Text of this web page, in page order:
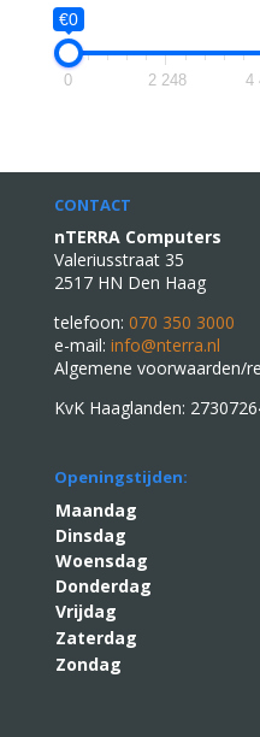
€0
0 2 248 4
CONTACT
nTERRA Computers
Valeriusstraat 35
2517 HN Den Haag
telefoon: 070 350 3000
e-mail: info@nterra.nl
Algemene voorwaarden/
KvK Haaglanden:
Openingstijden:
Maandag
Dinsdag
Woensdag
Donderdag
Vrijdag
Zaterdag
Zondag